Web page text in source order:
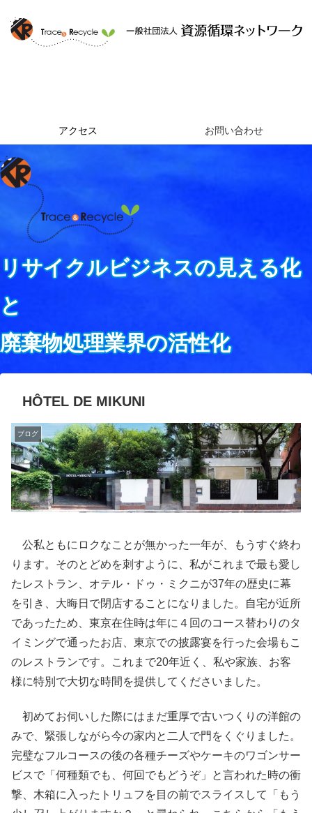
アクセス お問い合わせ
リサイクルビジネスの見える化
と
廃棄物処理業界の活性化
HÔTEL DE MIKUNI
ブログ
公私ともにロクなことが無かった一年が、もうすぐ終わ
ります。そのとどめを刺すように、私がこれまで最も愛し
たレストラン、オテル・ドゥ・ミクニが37年の歴史に幕
を引き、大晦日で閉店することになりました。自宅が近所
であったため、東京在住時は年に４回のコース替わりのタ
イミングで通ったお店、東京での披露宴を行った会場もこ
のレストランです。これまで20年近く、私や家族、お客
様に特別で大切な時間を提供してくださいました。
初めてお伺いした際にはまだ重厚で古いつくりの洋館の
みで、緊張しながら今の家内と二人で門をくぐりました。
完璧なフルコースの後の各種チーズやケーキのワゴンサー
ビスで「何種類でも、何回でもどうぞ」と言われた時の衝
撃、木箱に入ったトリュフを目の前でスライスして「もう